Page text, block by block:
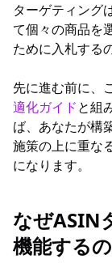
ターゲティング
て個々の商品を
ために入札する
先に進む前に、
適化ガイドと組
ば、あなたが構
施策の上に重な
になります。
なぜASIN
機能する